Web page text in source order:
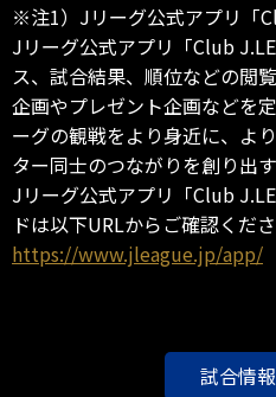
※注1）Jリーグ公式アプリ「
Jリーグ公式アプリ「Club
ス、試合結果、順位などの閲
企画やプレゼント企画などを
ーグの観戦をより身近に、よ
ター同士のつながりを創り出
Jリーグ公式アプリ「Club
ドは以下URLからご確認くださ
https://www.jleague.jp/app/
試合情